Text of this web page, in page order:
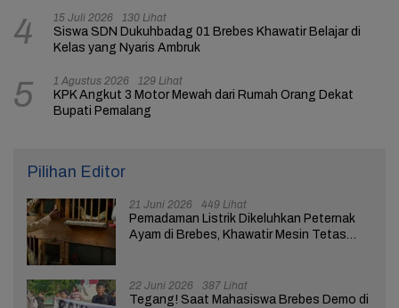
4 15 Juli 2026 130 Lihat
Siswa SDN Dukuhbadag 01 Brebes Khawatir Belajar di
Kelas yang Nyaris Ambruk
5 1 Agustus 2026 129 Lihat
KPK Angkut 3 Motor Mewah dari Rumah Orang Dekat
Bupati Pemalang
Pilihan Editor
21 Juni 2026 449 Lihat
Pemadaman Listrik Dikeluhkan Peternak
Ayam di Brebes, Khawatir Mesin Tetas
22 Juni 2026 387 Lihat
Tegang! Saat Mahasiswa Brebes Demo di